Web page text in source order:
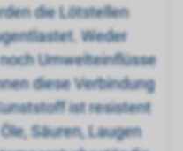
die Lötstellen
Weder
Umwelteinflüsse
diese Verbindung
ist resistent
Säuren, Laugen